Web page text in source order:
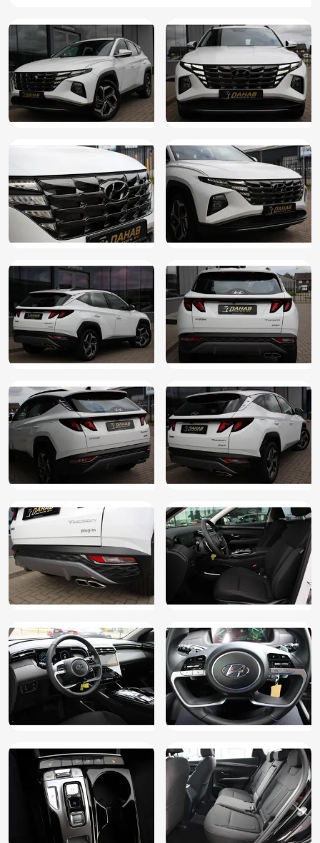
Koplampen adaptief
LED dagrijverlichting
Lederen stuurwiel
LED koplampen
Lendesteunen (verstelbaar)
Multimedia-voorbereiding
Oplaadmogelijkheid
Parkeersensor achter
Passagiersstoel in hoogte verstelbaar
Regensensor
Schakelmogelijkheid aan stuurwiel
Spraakbediening
Stuur verstelbaar
Stuurwiel multifunctioneel
Verkeersbord detectie
Vervolgbotsing preventie
Volledig digitaal instrumentenpaneel
Voorstoelen verwarmd